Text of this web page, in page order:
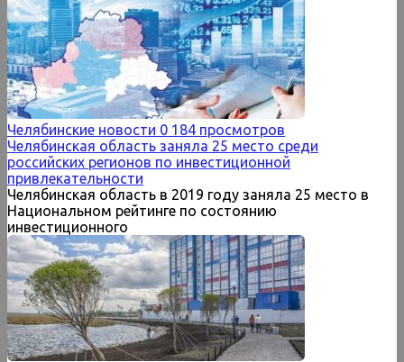
Челябинские новости 0 184 просмотров
Челябинская область заняла 25 место среди
российских регионов по инвестиционной
привлекательности
Челябинская область в 2019 году заняла 25 место в
Национальном рейтинге по состоянию
инвестиционного